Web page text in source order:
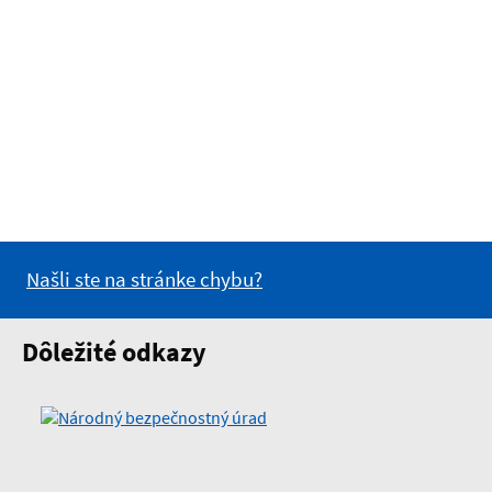
Našli ste na stránke chybu?
Dôležité odkazy